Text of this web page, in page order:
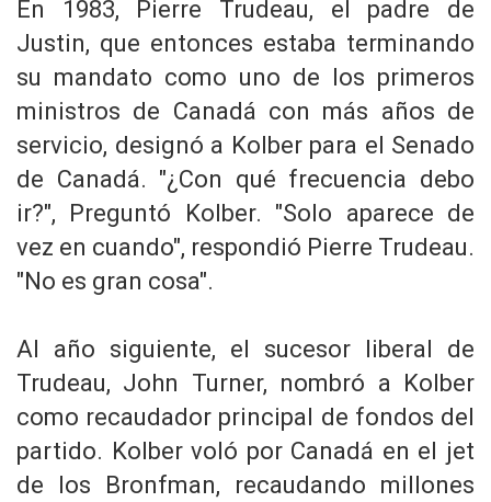
En 1983, Pierre Trudeau, el padre de
Justin, que entonces estaba terminando
su mandato como uno de los primeros
ministros de Canadá con más años de
servicio, designó a Kolber para el Senado
de Canadá. "¿Con qué frecuencia debo
ir?", Preguntó Kolber. "Solo aparece de
vez en cuando", respondió Pierre Trudeau.
"No es gran cosa".
Al año siguiente, el sucesor liberal de
Trudeau, John Turner, nombró a Kolber
como recaudador principal de fondos del
partido. Kolber voló por Canadá en el jet
de los Bronfman, recaudando millones